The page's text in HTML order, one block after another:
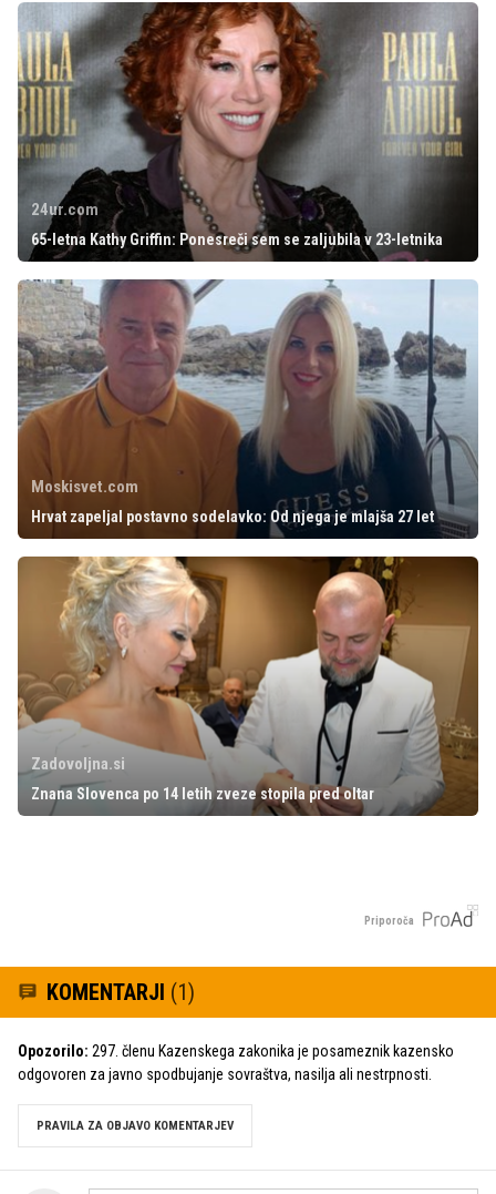
24ur.com
65-letna Kathy Griffin: Ponesreči sem se zaljubila v 23-letnika
Moskisvet.com
Hrvat zapeljal postavno sodelavko: Od njega je mlajša 27 let
Zadovoljna.si
Znana Slovenca po 14 letih zveze stopila pred oltar
Priporoča
KOMENTARJI (1)
Opozorilo: 297. členu Kazenskega zakonika je posameznik kazensko
odgovoren za javno spodbujanje sovraštva, nasilja ali nestrpnosti.
PRAVILA ZA OBJAVO KOMENTARJEV